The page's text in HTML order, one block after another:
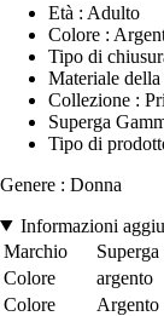
Età : Adulto
Colore :
Tipo di
Materiale della
Collezione :
Superga
Tipo di
Genere : Donna
Informazioni
Marchio
Superga
Colore
argento
Colore
Argento